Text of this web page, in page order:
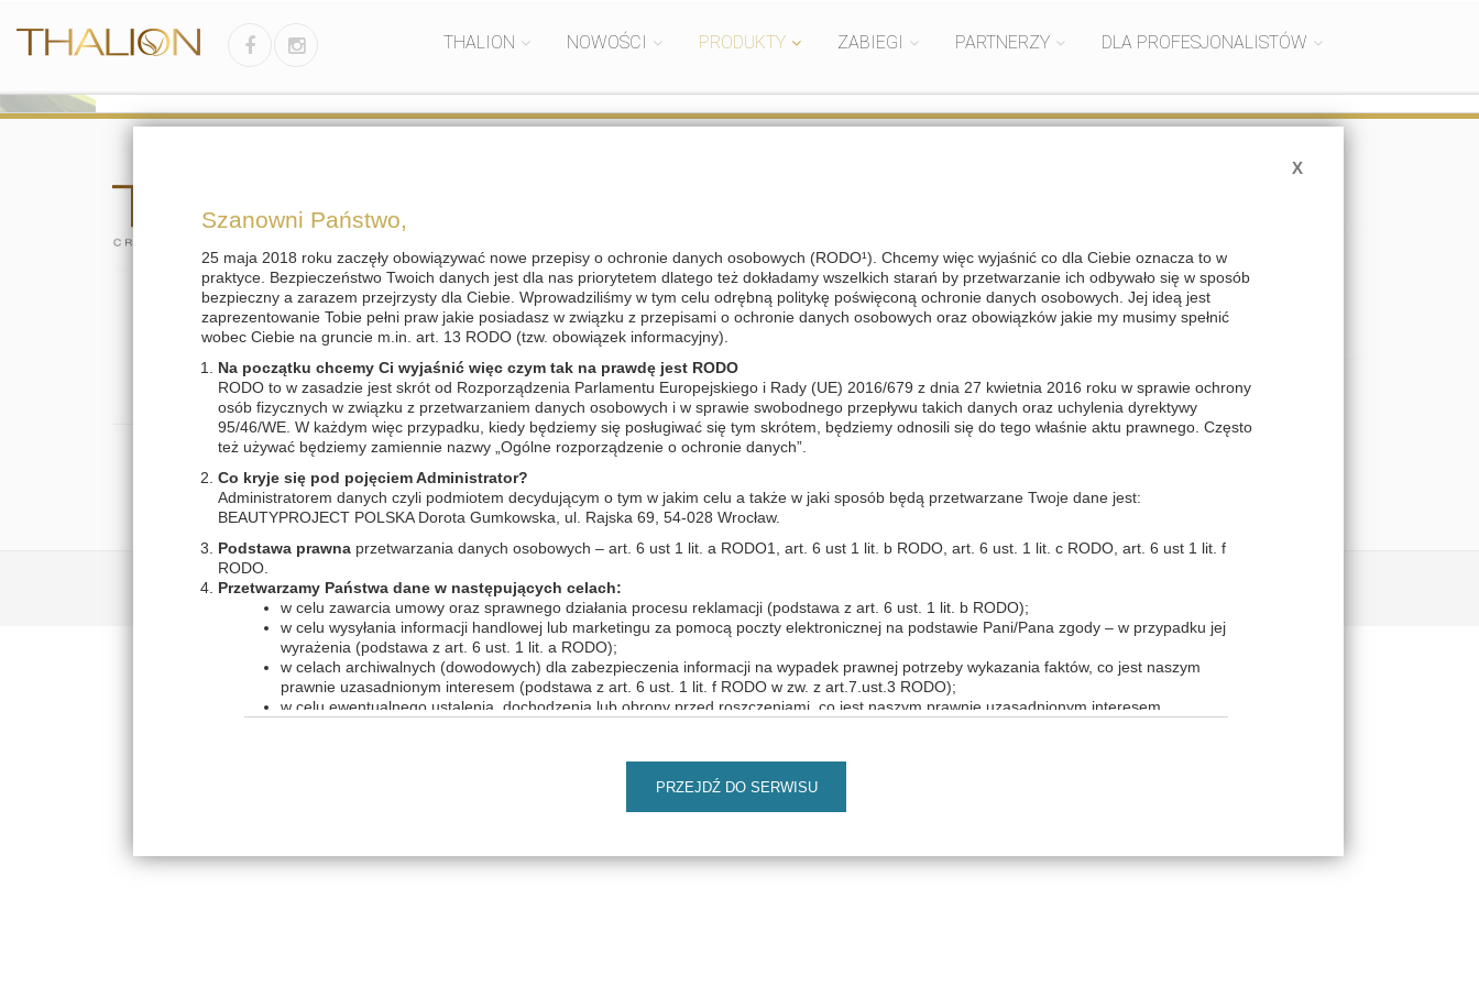
Szanowni Państwo,
25 maja 2018 roku zaczęły obowiązywać nowe przepisy o ochronie danych osobowych (RODO¹). Chcemy więc wyjaśnić co dla Ciebie oznacza to w
praktyce. Bezpieczeństwo Twoich danych jest dla nas priorytetem dlatego też dokładamy wszelkich starań by przetwarzanie ich odbywało się w sposób
bezpieczny a zarazem przejrzysty dla Ciebie. Wprowadziliśmy w tym celu odrębną politykę poświęconą ochronie danych osobowych. Jej ideą jest
zaprezentowanie Tobie pełni praw jakie posiadasz w związku z przepisami o ochronie danych osobowych oraz obowiązków jakie my musimy spełnić
wobec Ciebie na gruncie m.in. art. 13 RODO (tzw. obowiązek informacyjny).
Na początku chcemy Ci wyjaśnić więc czym tak na prawdę jest RODO
RODO to w zasadzie jest skrót od Rozporządzenia Parlamentu Europejskiego i Rady (UE) 2016/679 z dnia 27 kwietnia 2016 roku w sprawie ochrony
osób fizycznych w związku z przetwarzaniem danych osobowych i w sprawie swobodnego przepływu takich danych oraz uchylenia dyrektywy
95/46/WE. W każdym więc przypadku, kiedy będziemy się posługiwać się tym skrótem, będziemy odnosili się do tego właśnie aktu prawnego. Często
też używać będziemy zamiennie nazwy „Ogólne rozporządzenie o ochronie danych”.
Co kryje się pod pojęciem Administrator?
Administratorem danych czyli podmiotem decydującym o tym w jakim celu a także w jaki sposób będą przetwarzane Twoje dane jest:
BEAUTYPROJECT POLSKA Dorota Gumkowska, ul. Rajska 69, 54-028 Wrocław.
Podstawa prawna przetwarzania danych osobowych – art. 6 ust 1 lit. a RODO1, art. 6 ust 1 lit. b RODO, art. 6 ust. 1 lit. c RODO, art. 6 ust 1 lit. f
RODO.
Przetwarzamy Państwa dane w następujących celach:
w celu zawarcia umowy oraz sprawnego działania procesu reklamacji (podstawa z art. 6 ust. 1 lit. b RODO);
w celu wysyłania informacji handlowej lub marketingu za pomocą poczty elektronicznej na podstawie Pani/Pana zgody – w przypadku jej
wyrażenia (podstawa z art. 6 ust. 1 lit. a RODO);
w celach archiwalnych (dowodowych) dla zabezpieczenia informacji na wypadek prawnej potrzeby wykazania faktów, co jest naszym
prawnie uzasadnionym interesem (podstawa z art. 6 ust. 1 lit. f RODO w zw. z art.7.ust.3 RODO);
w celu ewentualnego ustalenia, dochodzenia lub obrony przed roszczeniami, co jest naszym prawnie uzasadnionym interesem
w celu oferowania Pani/Pana przez nas produktów i usług bezpośrednio (marketing bezpośredni, co jest naszym prawnie uzasadnionym
Dbamy o poufność Twoich danych. Będziemy mogli je udostępnić również podmiotom z którymi zawarliśmy umowę powierzenia na gruncie art. 28
X
PRZEJDŹ DO SERWISU
THALION NOWOŚCI PRODUKTY ZABIEGI PARTNERZY DLA PROFESJONALISTÓW
Rajska 69, 54-028 Wrocław
71 788 96 94/95, 603 634 468
kontakt@thalion.pl